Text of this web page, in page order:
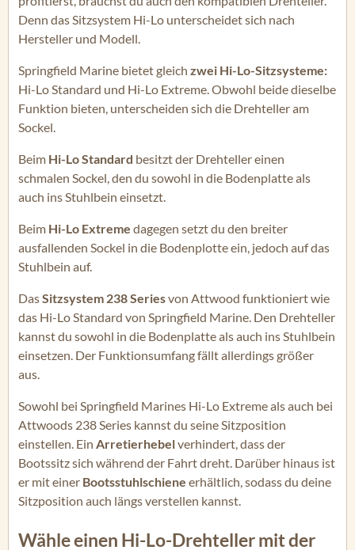
Denn das Sitzsystem Hi-Lo unterscheidet sich nach
Hersteller und Modell.
Springfield Marine bietet gleich zwei Hi-Lo-Sitzsysteme:
Hi-Lo Standard und Hi-Lo Extreme. Obwohl beide dieselbe
Funktion bieten, unterscheiden sich die Drehteller am
Sockel.
Beim Hi-Lo Standard besitzt der Drehteller einen
schmalen Sockel, den du sowohl in die Bodenplatte als
auch ins Stuhlbein einsetzt.
Beim Hi-Lo Extreme dagegen setzt du den breiter
ausfallenden Sockel in die Bodenplotte ein, jedoch auf das
Stuhlbein auf.
DasSitzsystem 238 Seriesvon Attwood funktioniert wie
das Hi-Lo Standard von Springfield Marine. Den Drehteller
kannst du sowohl in die Bodenplatte als auch ins Stuhlbein
einsetzen. Der Funktionsumfang fällt allerdings größer
aus.
Sowohl bei Springfield Marines Hi-Lo Extreme als auch bei
Attwoods 238 Series kannst du seine Sitzposition
einstellen. Ein Arretierhebelverhindert, dass der
Bootssitz sich während der Fahrt dreht. Darüber hinaus ist
er mit einer Bootsstuhlschiene erhältlich, sodass du deine
Sitzposition auch längs verstellen kannst.
Wähle einen Hi-Lo-Drehteller mit der